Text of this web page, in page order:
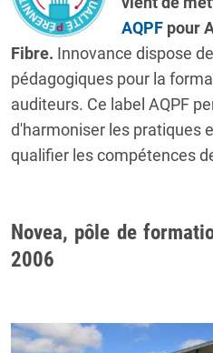
AQPF pour
Fibre. Innovance dispose
pédagogiques pour la
auditeurs. Ce label AQPF
d'harmoniser les pratiques
qualifier les compétences
Novea, pôle de
2006